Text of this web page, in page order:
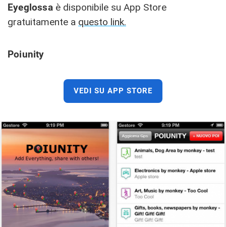
Eyeglossaè disponibile su App Store
gratuitamente a questo link.
Poiunity
VEDI SU APP STORE